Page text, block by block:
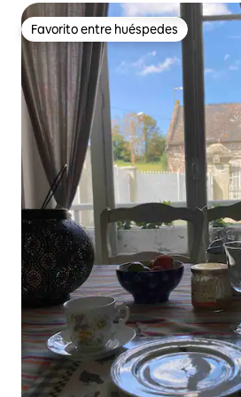
Favorito entre huéspedes
Favorito entre huéspedes